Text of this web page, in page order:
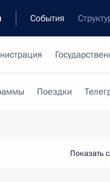
События
Поездки
Показать